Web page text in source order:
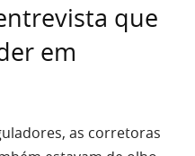
que
em
as corretoras